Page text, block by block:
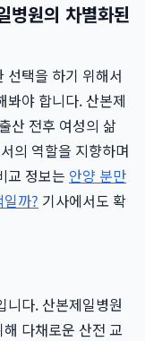
병원의 차별화된
선택을 하기 위해서
봐야 합니다. 산본제
산 전후 여성의 삶
의 역할을 지향하며
교 정보는 안양 분만
까? 기사에서도 확
니다. 산본제일병원
다채로운 산전 교